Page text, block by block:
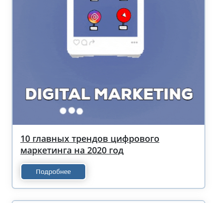
10 главных трендов цифрового
маркетинга на 2020 год
Подробнее